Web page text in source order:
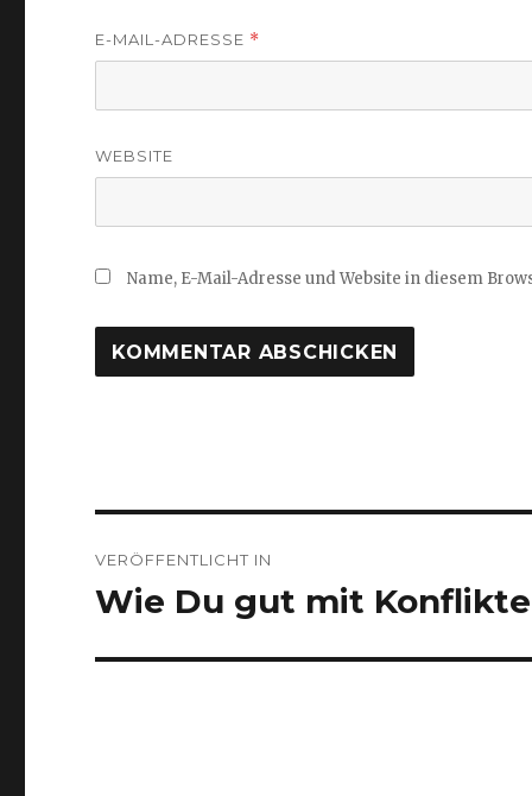
E-MAIL-ADRESSE *
WEBSITE
Name, E-Mail-Adresse und Website in diesem
VERÖFFENTLICHT IN
Wie Du gut mit